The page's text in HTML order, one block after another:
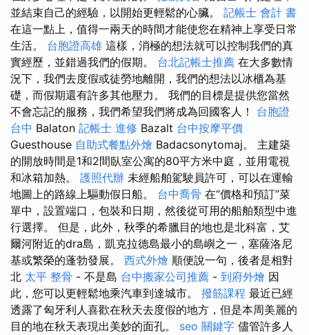
並結束自己的經驗，以開始更輕鬆的心臟。 記帳士 會計 書
在這一點上，值得一兩天的時間才能使您在精神上享受日常
生活。 台胞證高雄 這樣，消極的想法就可以控制我們的真
實經歷，並錯過我們的假期。 台北記帳士推薦 在大多數情
況下，我們去度假或徒勞地離開，我們的想法以冰櫃為基
礎，而假期還有許多其他壓力。 我們的目標是提供您當然
不會忘記的服務，我們希望我們將成為回國客人！ 台胞證
台中 Balaton 記帳士 進修 Bazalt 台中按摩平價
Guesthouse 自助式餐點外燴 Badacsonytomaj。 主建築
的開放時間是1和2間臥室公寓的80平方米中庭，並用電視
和冰箱加熱。 護照代辦 未經船舶駕駛員許可，可以在運輸
地圖上的路線上驅動假日船。 台中喬骨 在“價格和預訂”菜
單中，設置端口，包裝和日期，然後從可用的船舶類型中進
行選擇。 但是，此外，秋季的希臘目的地也是北科富，艾
爾河附近的dra島，凱克拉德島最小的島嶼之一，塞薩洛尼
基或繁榮的蓬勃發展。 西式外燴 順便說一句，後者是相對
北 太平 整骨 - 不是島 台中搬家公司推薦 - 到府外燴 因
此，您可以更輕鬆地乘汽車到達城市。 撥筋課程 最近已經
透露了匈牙利人喜歡在秋天去度假的地方，但是本周美麗的
目的地在秋天表現出美妙的面孔。 seo 關鍵字 儘管許多人